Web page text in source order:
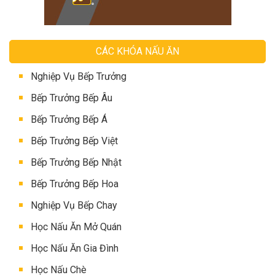
CÁC KHÓA NẤU ĂN
Nghiệp Vụ Bếp Trưởng
Bếp Trưởng Bếp Âu
Bếp Trưởng Bếp Á
Bếp Trưởng Bếp Việt
Bếp Trưởng Bếp Nhật
Bếp Trưởng Bếp Hoa
Nghiệp Vụ Bếp Chay
Học Nấu Ăn Mở Quán
Học Nấu Ăn Gia Đình
Học Nấu Chè